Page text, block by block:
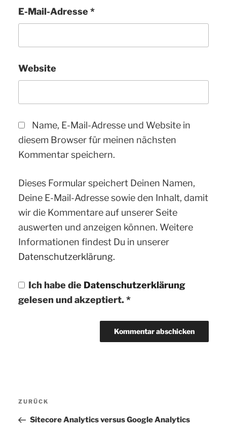
E-Mail-Adresse *
Website
Name, E-Mail-Adresse und Website in
diesem Browser für meinen nächsten
Kommentar speichern.
Dieses Formular speichert Deinen Namen,
Deine E-Mail-Adresse sowie den Inhalt, damit
wir die Kommentare auf unserer Seite
auswerten und anzeigen können. Weitere
Informationen findest Du in unserer
Datenschutzerklärung.
Ich habe die Datenschutzerklärung
gelesen und akzeptiert. *
Vorheriger
Beitrag
ZURÜCK
Sitecore Analytics versus Google Analytics